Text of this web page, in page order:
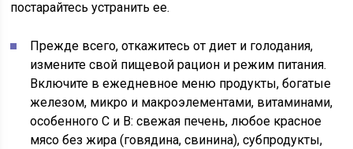
постарайтесь устранить ее.
Прежде всего, откажитесь от диет и голодания,
измените свой пищевой рацион и режим питания.
Включите в ежедневное меню продукты, богатые
железом, микро и макроэлементами, витаминами,
особенного С и В: свежая печень, любое красное
мясо без жира (говядина, свинина), субпродукты,